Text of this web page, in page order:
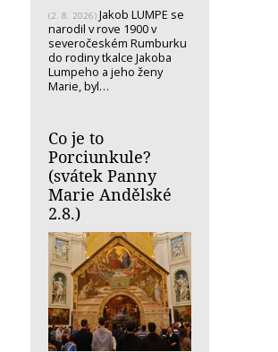
(2. 8. 2026) Jakob LUMPE se
narodil v rove 1900 v
severočeském Rumburku
do rodiny tkalce Jakoba
Lumpeho a jeho ženy
Marie, byl…
Co je to
Porciunkule?
(svátek Panny
Marie Andělské
2.8.)